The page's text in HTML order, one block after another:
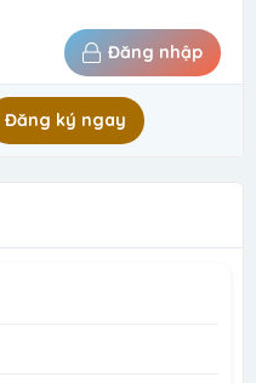
Đăng nhập
Đăng ký ngay